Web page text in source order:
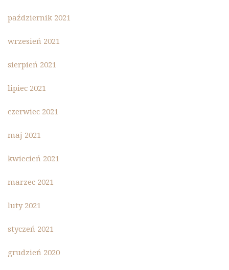
październik 2021
wrzesień 2021
sierpień 2021
lipiec 2021
czerwiec 2021
maj 2021
kwiecień 2021
marzec 2021
luty 2021
styczeń 2021
grudzień 2020